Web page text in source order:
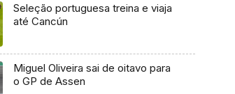
Seleção portuguesa treina e viaja
até Cancún
Miguel Oliveira sai de oitavo para
o GP de Assen